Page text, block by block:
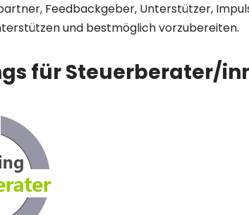
Feedbackgeber, Unterstützer,
und bestmöglich vorzubereiten.
für Steuerberater/